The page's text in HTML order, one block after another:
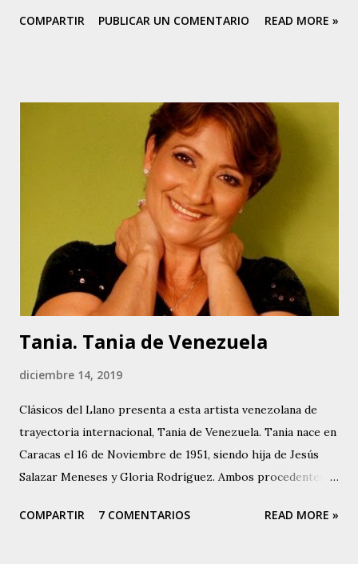
central, conocido como El Poeta de Requena. Marianny
Marianny tiene varios éxitos en su carrera como cantante
en el ámbito de la música llanera. Entre ellos se puede
contar, Nuestra Casita, Cuéntame, No Vayas A Despedirte,
Ni Un Ruego Más y Muchacho Criollo, original de la
compositora colombiana Mercedes Díaz. Esta última pieza
es la que le da origen a su nombre artístico: Muchacha
Criolla. Actualmente desarrolla un proyecto con su padre,
fundamentalmente versionando otras piezas de la autoría
del Poeta, e in...
COMPARTIR PUBLICAR UN COMENTARIO READ MORE »
Tania. Tania de Venezuela
diciembre 14, 2019
Clásicos del Llano presenta a esta artista venezolana de
trayectoria internacional, Tania de Venezuela. Tania nace en
Caracas el 16 de Noviembre de 1951, siendo hija de Jesús
Salazar Meneses y Gloria Rodríguez. Ambos procedentes
Venezuela. Su madre, Gloria Rodríguez, a finales de la
COMPARTIR 7 COMENTARIOS READ MORE »